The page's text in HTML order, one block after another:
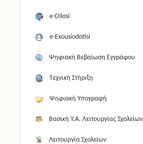
e-Dilosi
e-Exousiodotisi
Ψηφιακή Βεβαίωση Εγγράφου
Τεχνική Στήριξη
Ψηφιακή Υπογραφή
Βασική Υ.Α. Λειτουργίας Σχολείων
Λειτουργία Σχολείων